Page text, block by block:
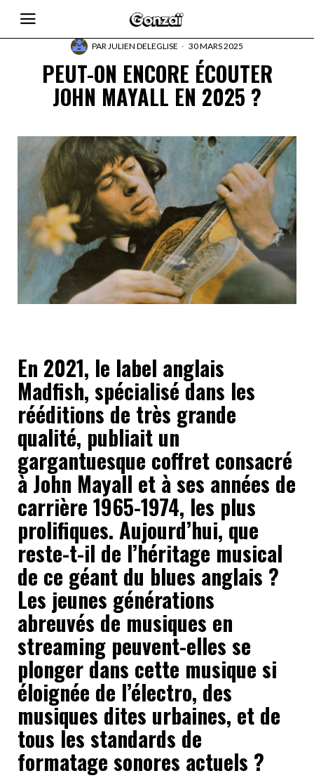
PARJULIEN DELEGLISE 30 MARS 2025
PEUT-ON ENCORE ÉCOUTER
JOHN MAYALL EN 2025 ?
En 2021, le label anglais
Madfish, spécialisé dans les
rééditions de très grande
qualité, publiait un
gargantuesque coffret consacré
à John Mayall et à ses années de
carrière 1965-1974, les plus
prolifiques. Aujourd’hui, que
reste-t-il de l’héritage musical
de ce géant du blues anglais ?
Les jeunes générations
abreuvés de musiques en
streaming peuvent-elles se
plonger dans cette musique si
éloignée de l’électro, des
musiques dites urbaines, et de
tous les standards de
formatage sonores actuels ?